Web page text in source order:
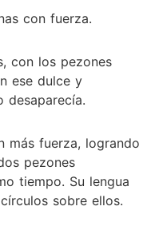
con fuerza.
con los pezones
ese dulce y
desaparecía.
más fuerza, logrando
pezones
tiempo. Su lengua
sobre ellos.